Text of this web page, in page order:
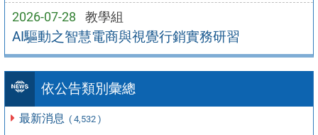
2026-07-28 教學組
AI驅動之智慧電商與視覺行銷實務研習
依公告類別彙總
最新消息 ( 4,532 )